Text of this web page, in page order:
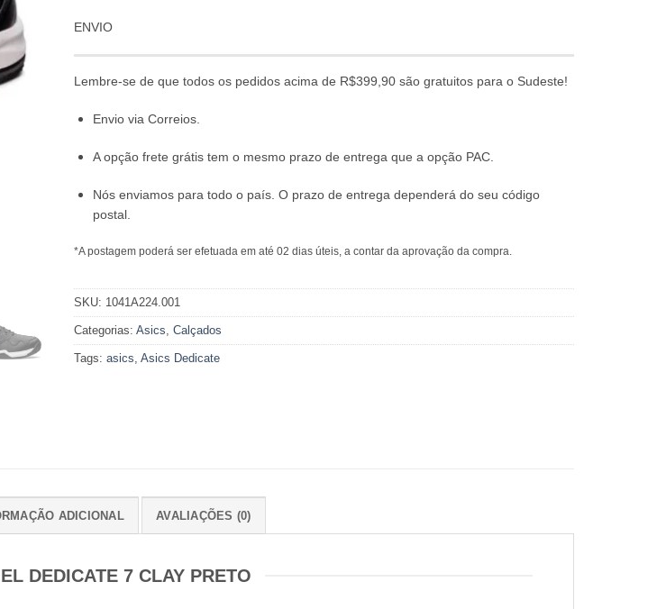
ENVIO
Lembre-se de que todos os pedidos acima de R$399,90 são gratuitos para o Sudeste!
Envio via Correios.
A opção frete grátis tem o mesmo prazo de entrega que a opção PAC.
Nós enviamos para todo o país. O prazo de entrega dependerá do seu código
postal.
*A postagem poderá ser efetuada em até 02 dias úteis, a contar da aprovação da compra.
SKU: 1041A224.001
Categorias: Asics Calçados
Tags: asics Asics Dedicate
ADICIONAL AVALIAÇÕES (0)
DEDICATE 7 CLAY PRETO